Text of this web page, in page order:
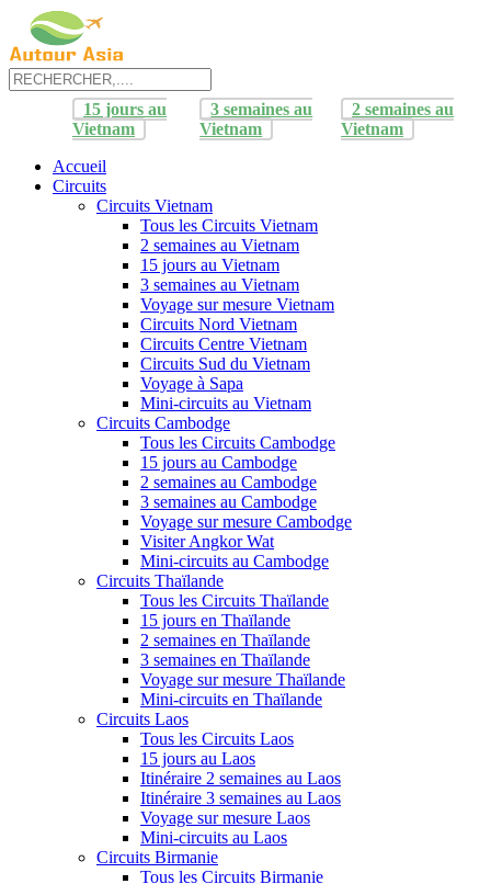
15 jours au
Vietnam
3 semaines au
Vietnam
2 semaines au
Vietnam
Accueil
Circuits
Circuits Vietnam
Tous les Circuits Vietnam
2 semaines au Vietnam
15 jours au Vietnam
3 semaines au Vietnam
Voyage sur mesure Vietnam
Circuits Nord Vietnam
Circuits Centre Vietnam
Circuits Sud du Vietnam
Voyage à Sapa
Mini-circuits au Vietnam
Circuits Cambodge
Tous les Circuits Cambodge
15 jours au Cambodge
2 semaines au Cambodge
3 semaines au Cambodge
Voyage sur mesure Cambodge
Visiter Angkor Wat
Mini-circuits au Cambodge
Circuits Thaïlande
Tous les Circuits Thaïlande
15 jours en Thaïlande
2 semaines en Thaïlande
3 semaines en Thaïlande
Voyage sur mesure Thaïlande
Mini-circuits en Thaïlande
Circuits Laos
Tous les Circuits Laos
15 jours au Laos
Itinéraire 2 semaines au Laos
Itinéraire 3 semaines au Laos
Voyage sur mesure Laos
Mini-circuits au Laos
Circuits Birmanie
Tous les Circuits Birmanie